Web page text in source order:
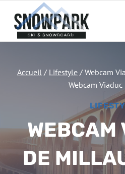
contenu
Accueil / Lifestyle / Webcam
Webcam
WEBCAM
DE